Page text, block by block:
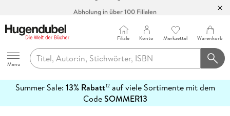
Abholung in über 100 Filialen
Hugendubel
Menu
Filiale Konto Merkzettel Warenkorb
Summer Sale: 13% Rabatt12auf viele Sortimente mit dem
CodeSOMMER13
erfahren